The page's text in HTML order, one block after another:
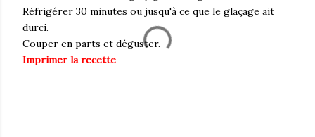
Réfrigérer 30 minutes ou jusqu'à ce que le glaçage ait
durci.
Couper en parts et déguster.
Imprimer la recette